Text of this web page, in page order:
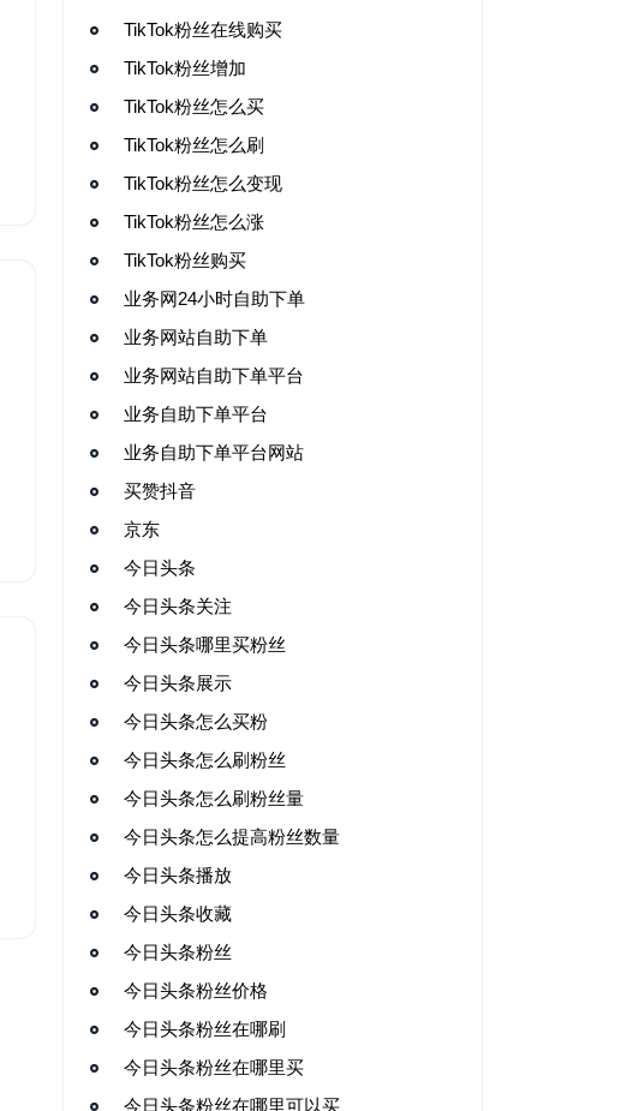
TikTok粉丝在线购买
TikTok粉丝增加
TikTok粉丝怎么买
TikTok粉丝怎么刷
TikTok粉丝怎么变现
TikTok粉丝怎么涨
TikTok粉丝购买
业务网24小时自助下单
业务网站自助下单
业务网站自助下单平台
业务自助下单平台
业务自助下单平台网站
买赞抖音
京东
今日头条
今日头条关注
今日头条哪里买粉丝
今日头条展示
今日头条怎么买粉
今日头条怎么刷粉丝
今日头条怎么刷粉丝量
今日头条怎么提高粉丝数量
今日头条播放
今日头条收藏
今日头条粉丝
今日头条粉丝价格
今日头条粉丝在哪刷
今日头条粉丝在哪里买
今日头条粉丝在哪里可以买